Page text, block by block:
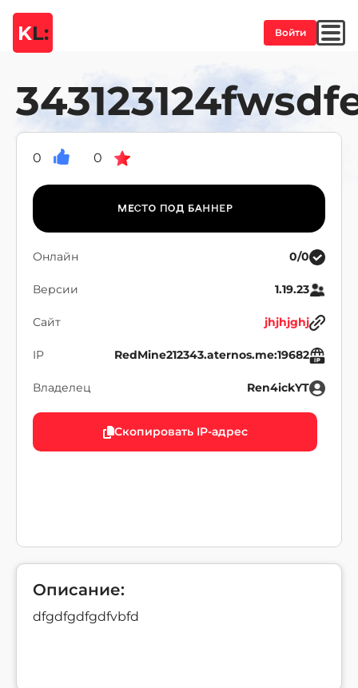
KL: Войти
0 0
Онлайн 0/0
Версии 1.19.23
Сайт jhjhjghj
IP RedMine212343.aternos.me:19682
Владелец Ren4ickYT
Скопировать IP-адрес
Описание:
dfgdfgdfgdfvbfd